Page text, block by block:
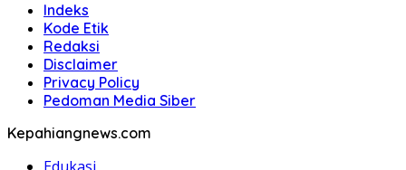
Indeks
Kode Etik
Redaksi
Disclaimer
Privacy Policy
Pedoman Media Siber
Kepahiangnews.com